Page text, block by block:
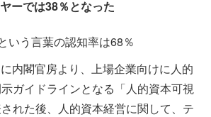
ーでは38％となった
いう言葉の認知率は68％
内閣官房より、上場企業向けに人的
ガイドラインとなる「人的資本可視
れた後、人的資本経営に関して、テ